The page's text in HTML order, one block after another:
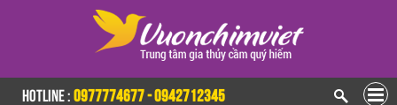
HOTLINE :0977774677 - 0942712345